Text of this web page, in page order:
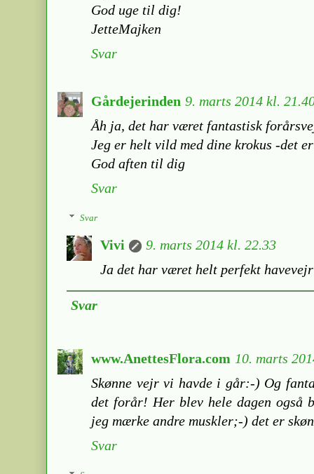
God uge til dig!
JetteMajken
Svar
Gårdejerinden 9. marts 2014 kl.
Åh ja, det har været fantastisk
Jeg er helt vild med dine krokus -det
God aften til dig
Svar
Svar
Vivi
9. marts 2014 kl. 22.33
Ja det har været helt perfekt
Svar
www.AnettesFlora.com 10. marts
Skønne vejr vi havde i går:-) Og
det forår! Her blev hele dagen også
jeg mærke andre muskler;-) det er
Svar